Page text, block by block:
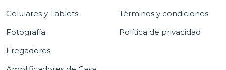
Celulares y Tablets
Fotografía
Fregadores
Términos y condiciones
Política de privacidad